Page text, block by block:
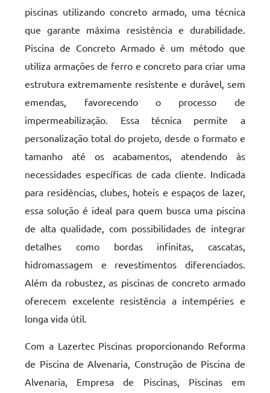
piscinas utilizando concreto armado, uma técnica
que garante máxima resistência e durabilidade.
Piscina de Concreto Armado é um método que
utiliza armações de ferro e concreto para criar uma
estrutura extremamente resistente e durável, sem
emendas, favorecendo o processo de
impermeabilização. Essa técnica permite a
personalização total do projeto, desde o formato e
tamanho até os acabamentos, atendendo às
necessidades específicas de cada cliente. Indicada
para residências, clubes, hoteis e espaços de lazer,
essa solução é ideal para quem busca uma piscina
de alta qualidade, com possibilidades de integrar
detalhes como bordas infinitas, cascatas,
hidromassagem e revestimentos diferenciados.
Além da robustez, as piscinas de concreto armado
oferecem excelente resistência a intempéries e
longa vida útil.
Com a Lazertec Piscinas proporcionando Reforma
de Piscina de Alvenaria, Construção de Piscina de
Alvenaria, Empresa de Piscinas, Piscinas em